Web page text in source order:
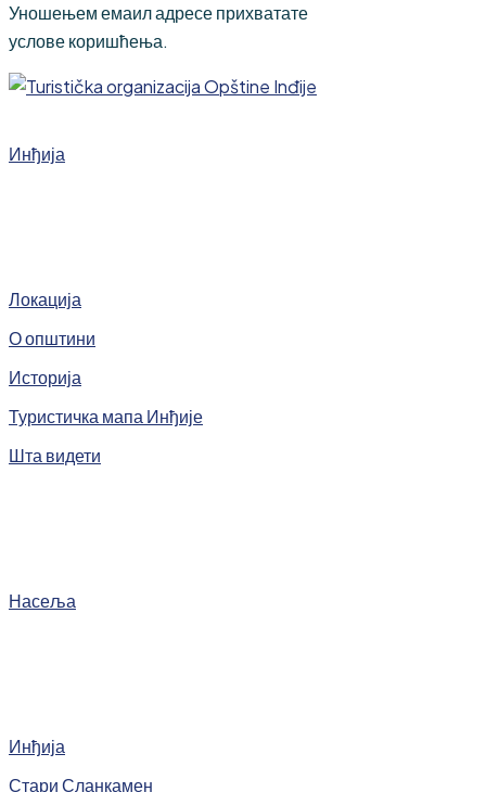
Уношењем емаил адресе прихватате
услове коришћења.
Инђија
Локација
О општини
Историја
Туристичка мапа Инђије
Шта видети
Насеља
Инђија
Стари Сланкамен